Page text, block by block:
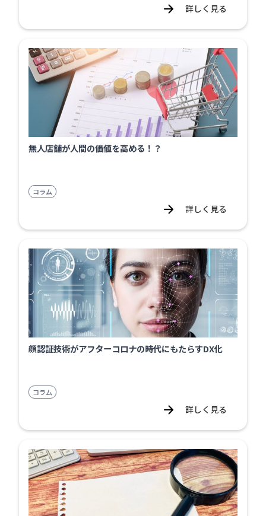
詳しく見る
無人店舗が人間の価値を高める！？
コラム
詳しく見る
顔認証技術がアフターコロナの時代にもたらすDX化
コラム
詳しく見る